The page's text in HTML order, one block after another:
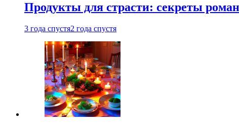
Продукты для страсти: секреты
3 года спустя2 года спустя